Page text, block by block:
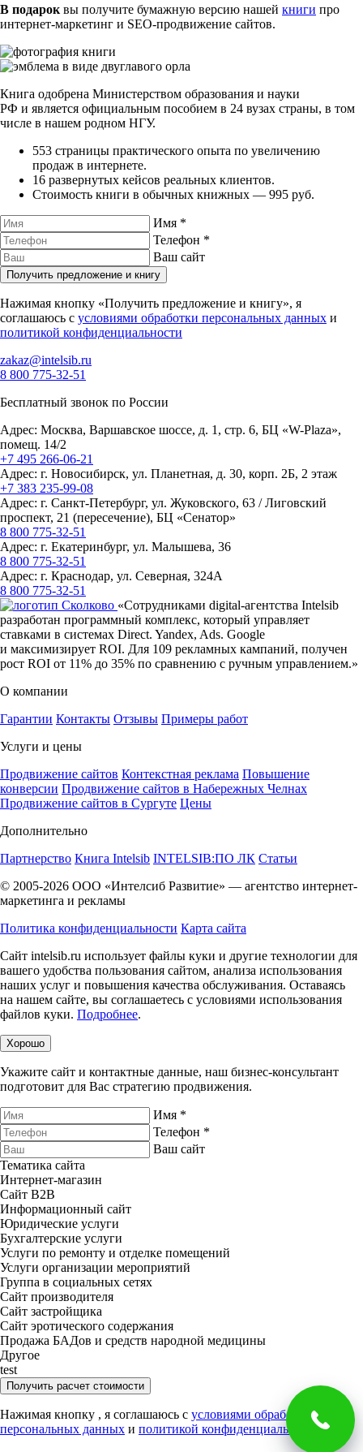
В подарок вы получите бумажную версию нашей книги про
интернет-маркетинг и SEO-продвижение сайтов.
Книга одобрена Министерством образования и науки
РФ и является официальным пособием в 24 вузах страны, в том
числе в нашем родном НГУ.
553 страницы практического опыта по увеличению
продаж в интернете.
16 развернутых кейсов реальных клиентов.
Стоимость книги в обычных книжных — 995 руб.
Имя *
Телефон *
Ваш сайт
Получить предложение и книгу
Нажимая кнопку «Получить предложение и книгу», я
соглашаюсь с условиями обработки персональных данных и
политикой конфиденциальности
zakaz@intelsib.ru
8 800 775-32-51
Бесплатный звонок по России
Адрес: Москва, Варшавское шоссе, д. 1, стр. 6, БЦ «W-Plaza»,
помещ. 14/2
+7 495 266-06-21
Адрес: г. Новосибирск, ул. Планетная, д. 30, корп. 2Б, 2 этаж
+7 383 235-99-08
Адрес: г. Санкт-Петербург, ул. Жуковского, 63 / Лиговский
проспект, 21 (пересечение), БЦ «Сенатор»
8 800 775-32-51
Адрес: г. Екатеринбург, ул. Малышева, 36
8 800 775-32-51
Адрес: г. Краснодар, ул. Северная, 324А
8 800 775-32-51
«Сотрудниками digital-агентства Intelsib
разработан программный комплекс, который управляет
ставками в системах Direct. Yandex, Ads. Google
и максимизирует ROI. Для 109 рекламных кампаний, получен
рост ROI от 11% до 35% по сравнению с ручным управлением.»
О компании
Гарантии Контакты Отзывы Примеры работ
Услуги и цены
Продвижение сайтов Контекстная реклама Повышение
конверсии Продвижение сайтов в Набережных Челнах
Продвижение сайтов в Сургуте Цены
Дополнительно
Партнерство Книга Intelsib INTELSIB:ПО ЛК Статьи
© 2005-2026 ООО «Интелсиб Развитие» — агентство интернет-
маркетинга и рекламы
Политика конфиденциальности Карта сайта
Cайт intelsib.ru использует файлы куки и другие технологии для
вашего удобства пользования сайтом, анализа использования
наших услуг и повышения качества обслуживания. Оставаясь
на нашем сайте, вы соглашаетесь с условиями использования
файлов куки. Подробнее.
Хорошо
Укажите сайт и контактные данные, наш бизнес-консультант
подготовит для Вас стратегию продвижения.
Имя *
Телефон *
Ваш сайт
Тематика сайта
Интернет-магазин
Сайт B2B
Информационный сайт
Юридические услуги
Бухгалтерские услуги
Услуги по ремонту и отделке помещений
Услуги организации мероприятий
Группа в социальных сетях
Сайт производителя
Сайт застройщика
Сайт эротического содержания
Продажа БАДов и средств народной медицины
Другое
test
Получить расчет стоимости
Нажимая кнопку , я соглашаюсь с условиями обработки
персональных данных и политикой конфиденциальности